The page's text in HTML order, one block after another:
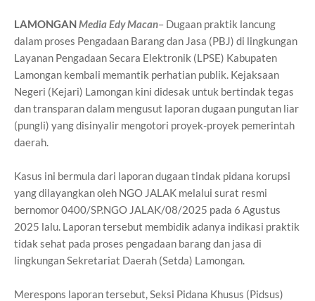
LAMONGANMedia Edy Macan– Dugaan praktik lancung
dalam proses Pengadaan Barang dan Jasa (PBJ) di lingkungan
Layanan Pengadaan Secara Elektronik (LPSE) Kabupaten
Lamongan kembali memantik perhatian publik. Kejaksaan
Negeri (Kejari) Lamongan kini didesak untuk bertindak tegas
dan transparan dalam mengusut laporan dugaan pungutan liar
(pungli) yang disinyalir mengotori proyek-proyek pemerintah
daerah.
Kasus ini bermula dari laporan dugaan tindak pidana korupsi
yang dilayangkan oleh NGO JALAK melalui surat resmi
bernomor 0400/SP.NGO JALAK/08/2025 pada 6 Agustus
2025 lalu. Laporan tersebut membidik adanya indikasi praktik
tidak sehat pada proses pengadaan barang dan jasa di
lingkungan Sekretariat Daerah (Setda) Lamongan.
Merespons laporan tersebut, Seksi Pidana Khusus (Pidsus)